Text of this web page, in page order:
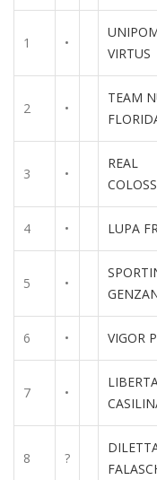
1 •
VIRTUS
2 •
TEAM
3 •
REAL
4 • LUPA
5 •
6 • VIGOR
7 •
8 ?